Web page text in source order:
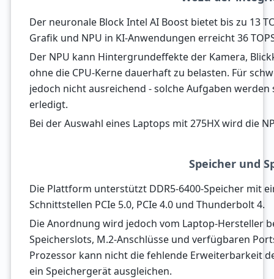
Der neuronale Block Intel AI Boost bietet bis zu 13
Grafik und NPU in KI-Anwendungen erreicht 36
Der NPU kann Hintergrundeffekte der Kamera,
ohne die CPU-Kerne dauerhaft zu belasten. Für
jedoch nicht ausreichend - solche Aufgaben
erledigt.
Bei der Auswahl eines Laptops mit 275HX wird die
Speicher und
Die Plattform unterstützt DDR5-6400-Speicher mit
Schnittstellen PCIe 5.0, PCIe 4.0 und Thunderbolt 4.
Die Anordnung wird jedoch vom Laptop-Hersteller
Speicherslots, M.2-Anschlüsse und verfügbaren
Prozessor kann nicht die fehlende Erweiterbarkeit
ein Speichergerät ausgleichen.